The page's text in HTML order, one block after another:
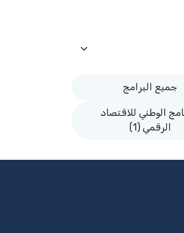
جميع البرامج
الوطني للاقتصاد
الرقمي (1)